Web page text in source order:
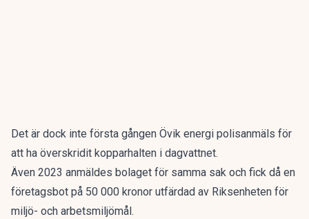
Det är dock inte första gången Övik energi polisanmäls för
att ha överskridit kopparhalten i dagvattnet.
Även 2023 anmäldes bolaget för samma sak och fick då en
företagsbot på 50 000 kronor utfärdad av Riksenheten för
miljö- och arbetsmiljömål.